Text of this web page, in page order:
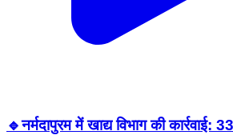
🔹नर्मदापुरम में खाद्य विभाग की कार्रवाई: